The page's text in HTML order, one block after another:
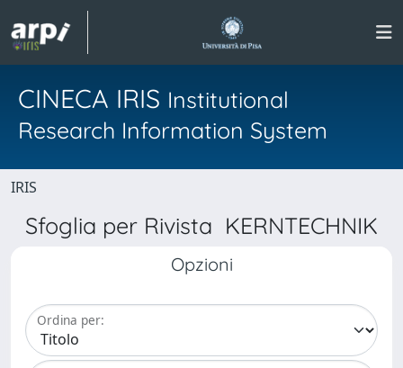
CINECA IRIS Institutional
Research Information System
IRIS
Sfoglia per Rivista KERNTECHNIK
Opzioni
Ordina per: